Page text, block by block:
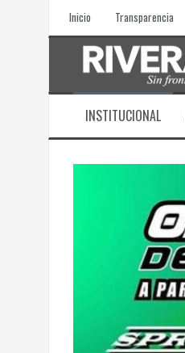
Inicio Transparencia
INSTITUCIONAL